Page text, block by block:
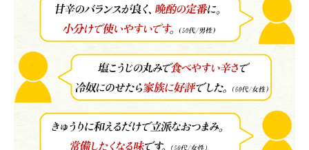
close
注文終了後の変更・キャンセルはお受けできません。
(必
須)
領収書・納品書等は一切同封しておりません。領収書は購入履歴
から印刷してご利用ください。